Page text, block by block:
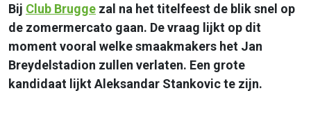
Bij Club Brugge zal na het titelfeest de blik snel op
de zomermercato gaan. De vraag lijkt op dit
moment vooral welke smaakmakers het Jan
Breydelstadion zullen verlaten. Een grote
kandidaat lijkt Aleksandar Stankovic te zijn.